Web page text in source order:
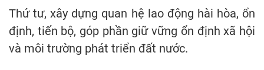
Thứ tư, xây dựng quan hệ lao động hài hòa, ổn
định, tiến bộ, góp phần giữ vững ổn định xã hội
và môi trường phát triển đất nước.